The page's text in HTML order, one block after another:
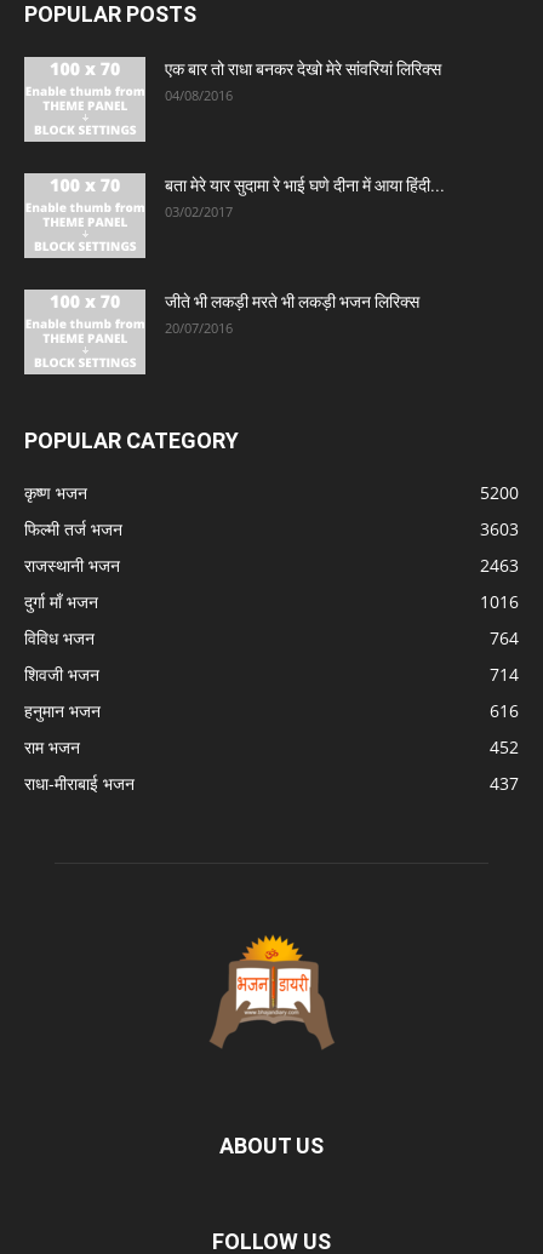
POPULAR POSTS
एक बार तो राधा बनकर देखो मेरे सांवरियां लिरिक्स
04/08/2016
बता मेरे यार सुदामा रे भाई घणे दीना में आया हिंदी...
03/02/2017
जीते भी लकड़ी मरते भी लकड़ी भजन लिरिक्स
20/07/2016
POPULAR CATEGORY
कृष्ण भजन
5200
फिल्मी तर्ज भजन
3603
राजस्थानी भजन
2463
दुर्गा माँ भजन
1016
विविध भजन
764
शिवजी भजन
714
हनुमान भजन
616
राम भजन
452
राधा-मीराबाई भजन
437
ABOUT US
FOLLOW US